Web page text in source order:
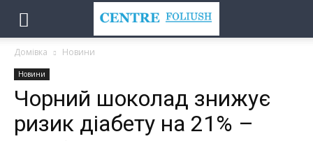
Домівка Новини
Новини
Чорний шоколад знижує
ризик діабету на 21% –